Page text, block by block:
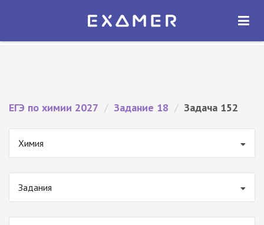
Экзамер — ЕГЭ 2027
ОТКРЫТЬ
ЕГЭ по химии 2027 / Задание 18 / Задача 152
Химия
Задания